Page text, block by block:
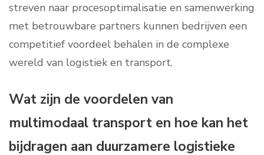
streven naar procesoptimalisatie en samenwerking
met betrouwbare partners kunnen bedrijven een
competitief voordeel behalen in de complexe
wereld van logistiek en transport.
Wat zijn de voordelen van
multimodaal transport en hoe kan het
bijdragen aan duurzamere logistieke